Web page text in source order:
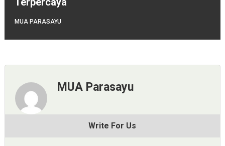
MUA PARASAYU
MUA Parasayu
Write For Us